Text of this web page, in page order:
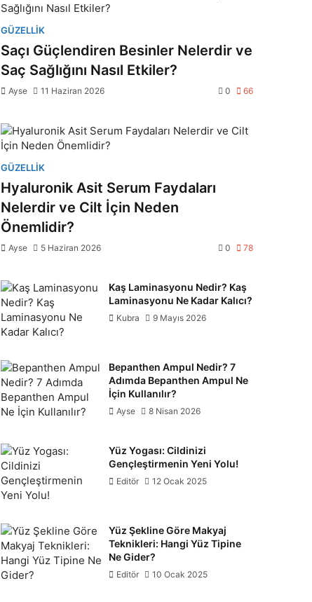
GÜZELLIK
Saçı Güçlendiren Besinler Nelerdir ve
Saç Sağlığını Nasıl Etkiler?
Ayse 11 Haziran 2026 0 66
GÜZELLIK
Hyaluronik Asit Serum Faydaları
Nelerdir ve Cilt İçin Neden
Önemlidir?
Ayse 5 Haziran 2026 0 78
Kaş Laminasyonu Nedir? Kaş
Laminasyonu Ne Kadar Kalıcı?
Kubra 9 Mayıs 2026
Bepanthen Ampul Nedir? 7
Adımda Bepanthen Ampul Ne
İçin Kullanılır?
Ayse 8 Nisan 2026
Yüz Yogası: Cildinizi
Gençleştirmenin Yeni Yolu!
Editör 12 Ocak 2025
Yüz Şekline Göre Makyaj
Teknikleri: Hangi Yüz Tipine
Ne Gider?
Editör 10 Ocak 2025